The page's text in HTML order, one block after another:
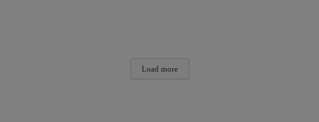
Load more